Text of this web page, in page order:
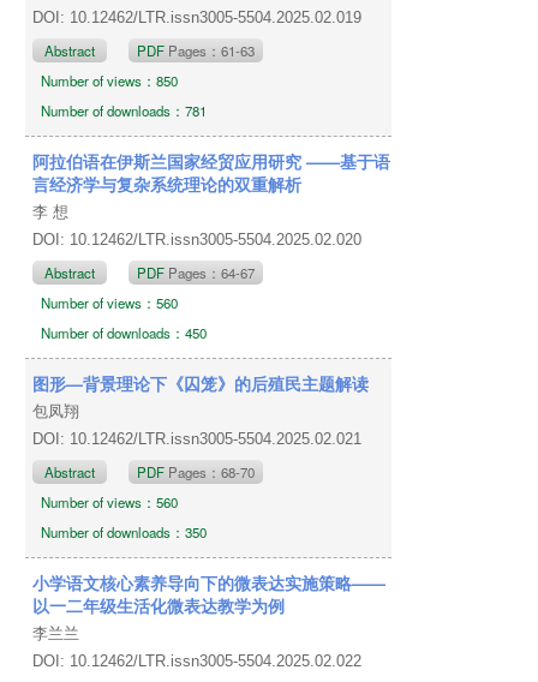
DOI: 10.12462/LTR.issn3005-5504.2025.02.019
Abstract PDF Pages：61-63
Number of views：850
Number of downloads：781
阿拉伯语在伊斯兰国家经贸应用研究 ——基于语
言经济学与复杂系统理论的双重解析
李 想
DOI: 10.12462/LTR.issn3005-5504.2025.02.020
Abstract PDF Pages：64-67
Number of views：560
Number of downloads：450
图形—背景理论下《囚笼》的后殖民主题解读
包凤翔
DOI: 10.12462/LTR.issn3005-5504.2025.02.021
Abstract PDF Pages：68-70
Number of views：560
Number of downloads：350
小学语文核心素养导向下的微表达实施策略——
以一二年级生活化微表达教学为例
李兰兰
DOI: 10.12462/LTR.issn3005-5504.2025.02.022